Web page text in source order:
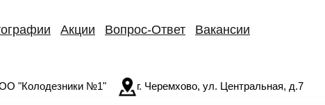
Акции Вопрос-Ответ Вакансии
"Колодезники №1" г. Черемхово, ул. Центральная, д.7